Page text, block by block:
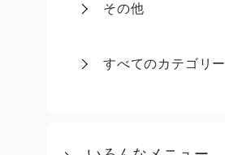
その他
すべてのカテゴリー